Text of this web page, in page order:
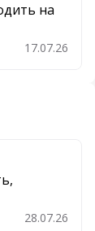
на
17.07.26
28.07.26